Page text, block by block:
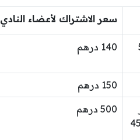
سعر الاشتراك لأعضاء النادي
50
140 درهم
150 درهم
من وقت التسجيل)، مدة الحصة 45
500 درهم